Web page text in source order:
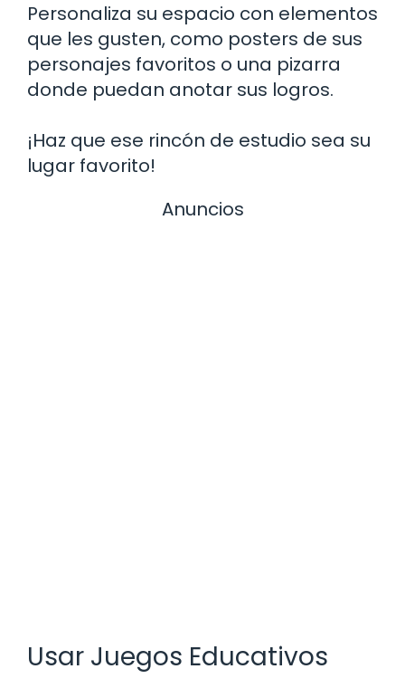
Personaliza su espacio con elementos
que les gusten, como posters de sus
personajes favoritos o una pizarra
donde puedan anotar sus logros.
¡Haz que ese rincón de estudio sea su
lugar favorito!
Anuncios
Usar Juegos Educativos